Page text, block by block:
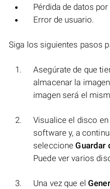
Pérdida de datos
Error de usuario.
Siga los siguientes pasos
Asegúrate de que
almacenar la
imagen será el
Visualice el disco
software y, a
seleccioneGuardar
Puede ver varios
Una vez que el